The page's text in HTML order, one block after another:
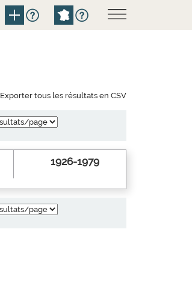
Exporter tous les résultats en CSV
1926-1979